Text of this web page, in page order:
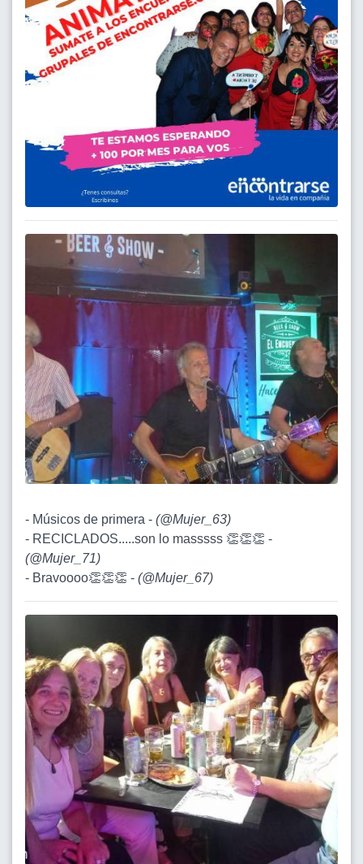
- Músicos de primera - (@Mujer_63)
- RECICLADOS.....son lo masssss 👏👏👏 -
(@Mujer_71)
- Bravoooo👏👏👏 - (@Mujer_67)